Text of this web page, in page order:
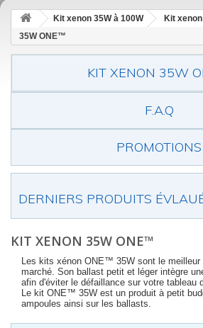
Kit xenon 35W à 100W Kit
35W ONE™
KIT XENON 35W
F.A.Q
PROMOTIONS
DERNIERS PRODUITS
KIT XENON 35W ONE™
Les kits xénon ONE™ 35W sont le meilleur
marché. Son ballast petit et léger intègre
afin d'éviter le défaillance sur votre tableau
Le kit ONE™ 35W est un produit à petit
ampoules ainsi sur les ballasts.